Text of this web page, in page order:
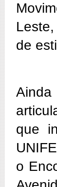
de
que
o